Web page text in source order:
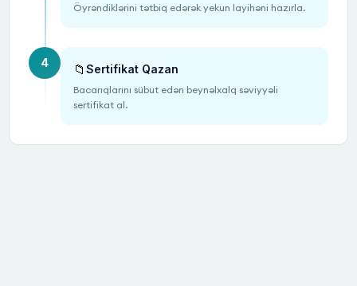
Öyrəndiklərini tətbiq edərək yekun layihəni hazırla.
4 📁Sertifikat Qazan
Bacarıqlarını sübut edən beynəlxalq səviyyəli
sertifikat al.